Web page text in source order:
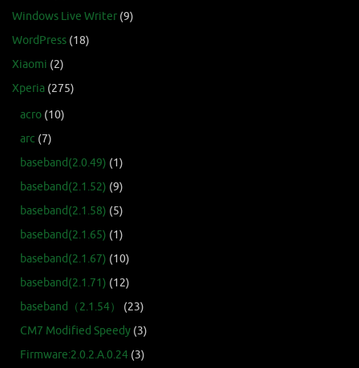
Windows Live Writer (9)
WordPress (18)
Xiaomi (2)
Xperia (275)
acro (10)
arc (7)
baseband(2.0.49) (1)
baseband(2.1.52) (9)
baseband(2.1.58) (5)
baseband(2.1.65) (1)
baseband(2.1.67) (10)
baseband(2.1.71) (12)
baseband（2.1.54）
(23)
CM7 Modified Speedy (3)
Firmware:2.0.2.A.0.24 (3)